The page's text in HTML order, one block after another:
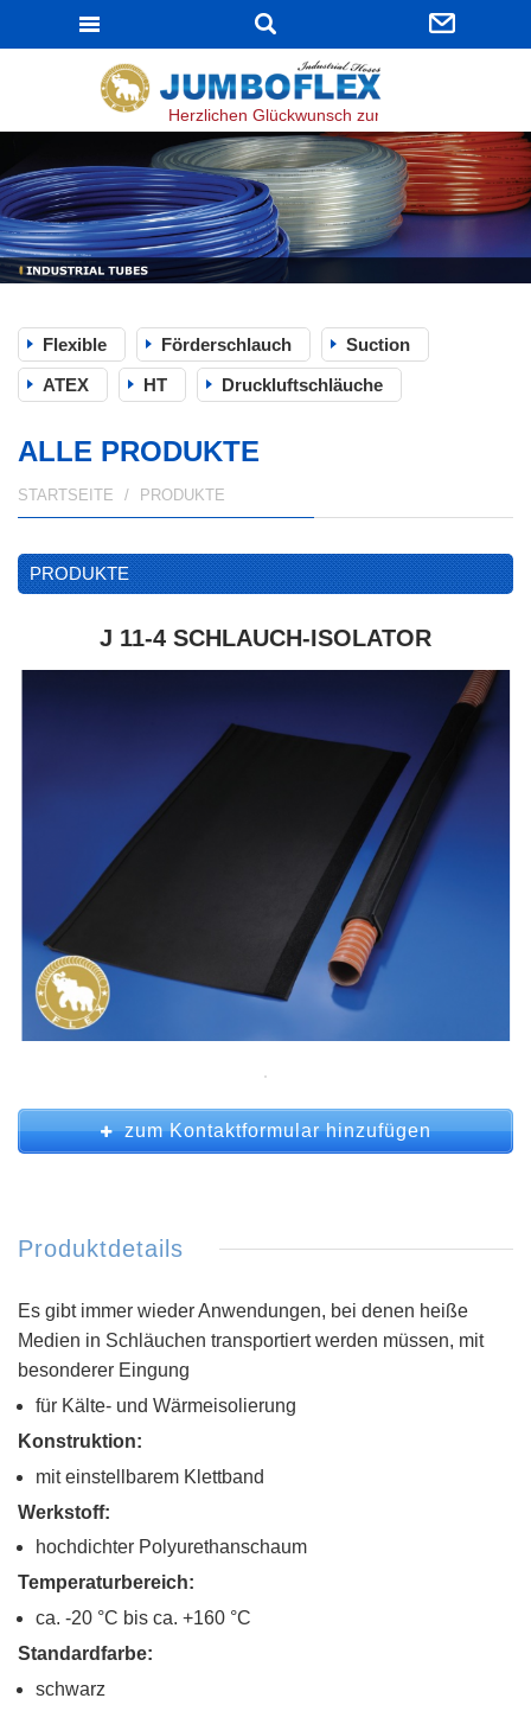
Herzlichen Glückwunsch zur bestandenen ISO
Flexible Förderschlauch
Suction
ATEX
HT Druckluftschläuche
ALLE PRODUKTE
STARTSEITE PRODUKTE
PRODUKTE
J 11-4 SCHLAUCH-ISOLATOR
zum Kontaktformular hinzufügen
Produktdetails
Es gibt immer wieder Anwendungen, bei denen heiße
Medien in Schläuchen transportiert werden müssen, mit
besonderer Eingung
für Kälte- und Wärmeisolierung
Konstruktion:
mit einstellbarem Klettband
Werkstoff:
hochdichter Polyurethanschaum
Temperaturbereich:
ca. -20 °C bis ca. +160 °C
Standardfarbe:
schwarz